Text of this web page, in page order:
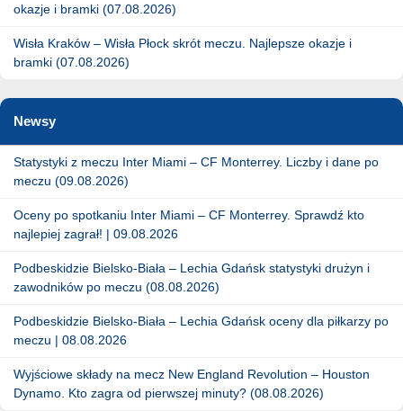
okazje i bramki (07.08.2026)
Wisła Kraków – Wisła Płock skrót meczu. Najlepsze okazje i
bramki (07.08.2026)
Newsy
Statystyki z meczu Inter Miami – CF Monterrey. Liczby i dane po
meczu (09.08.2026)
Oceny po spotkaniu Inter Miami – CF Monterrey. Sprawdź kto
najlepiej zagrał! | 09.08.2026
Podbeskidzie Bielsko-Biała – Lechia Gdańsk statystyki drużyn i
zawodników po meczu (08.08.2026)
Podbeskidzie Bielsko-Biała – Lechia Gdańsk oceny dla piłkarzy po
meczu | 08.08.2026
Wyjściowe składy na mecz New England Revolution – Houston
Dynamo. Kto zagra od pierwszej minuty? (08.08.2026)